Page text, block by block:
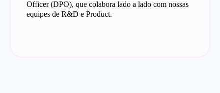
Officer (DPO), que colabora lado a lado com nossas
equipes de R&D e Product.